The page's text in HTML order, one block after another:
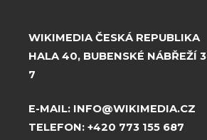
WIKIMEDIA ČESKÁ REPUBLIKA
HALA 40, BUBENSKÉ NÁBŘEŽÍ
7
E-MAIL: INFO@WIKIMEDIA.CZ
TELEFON: +420 773 155 687